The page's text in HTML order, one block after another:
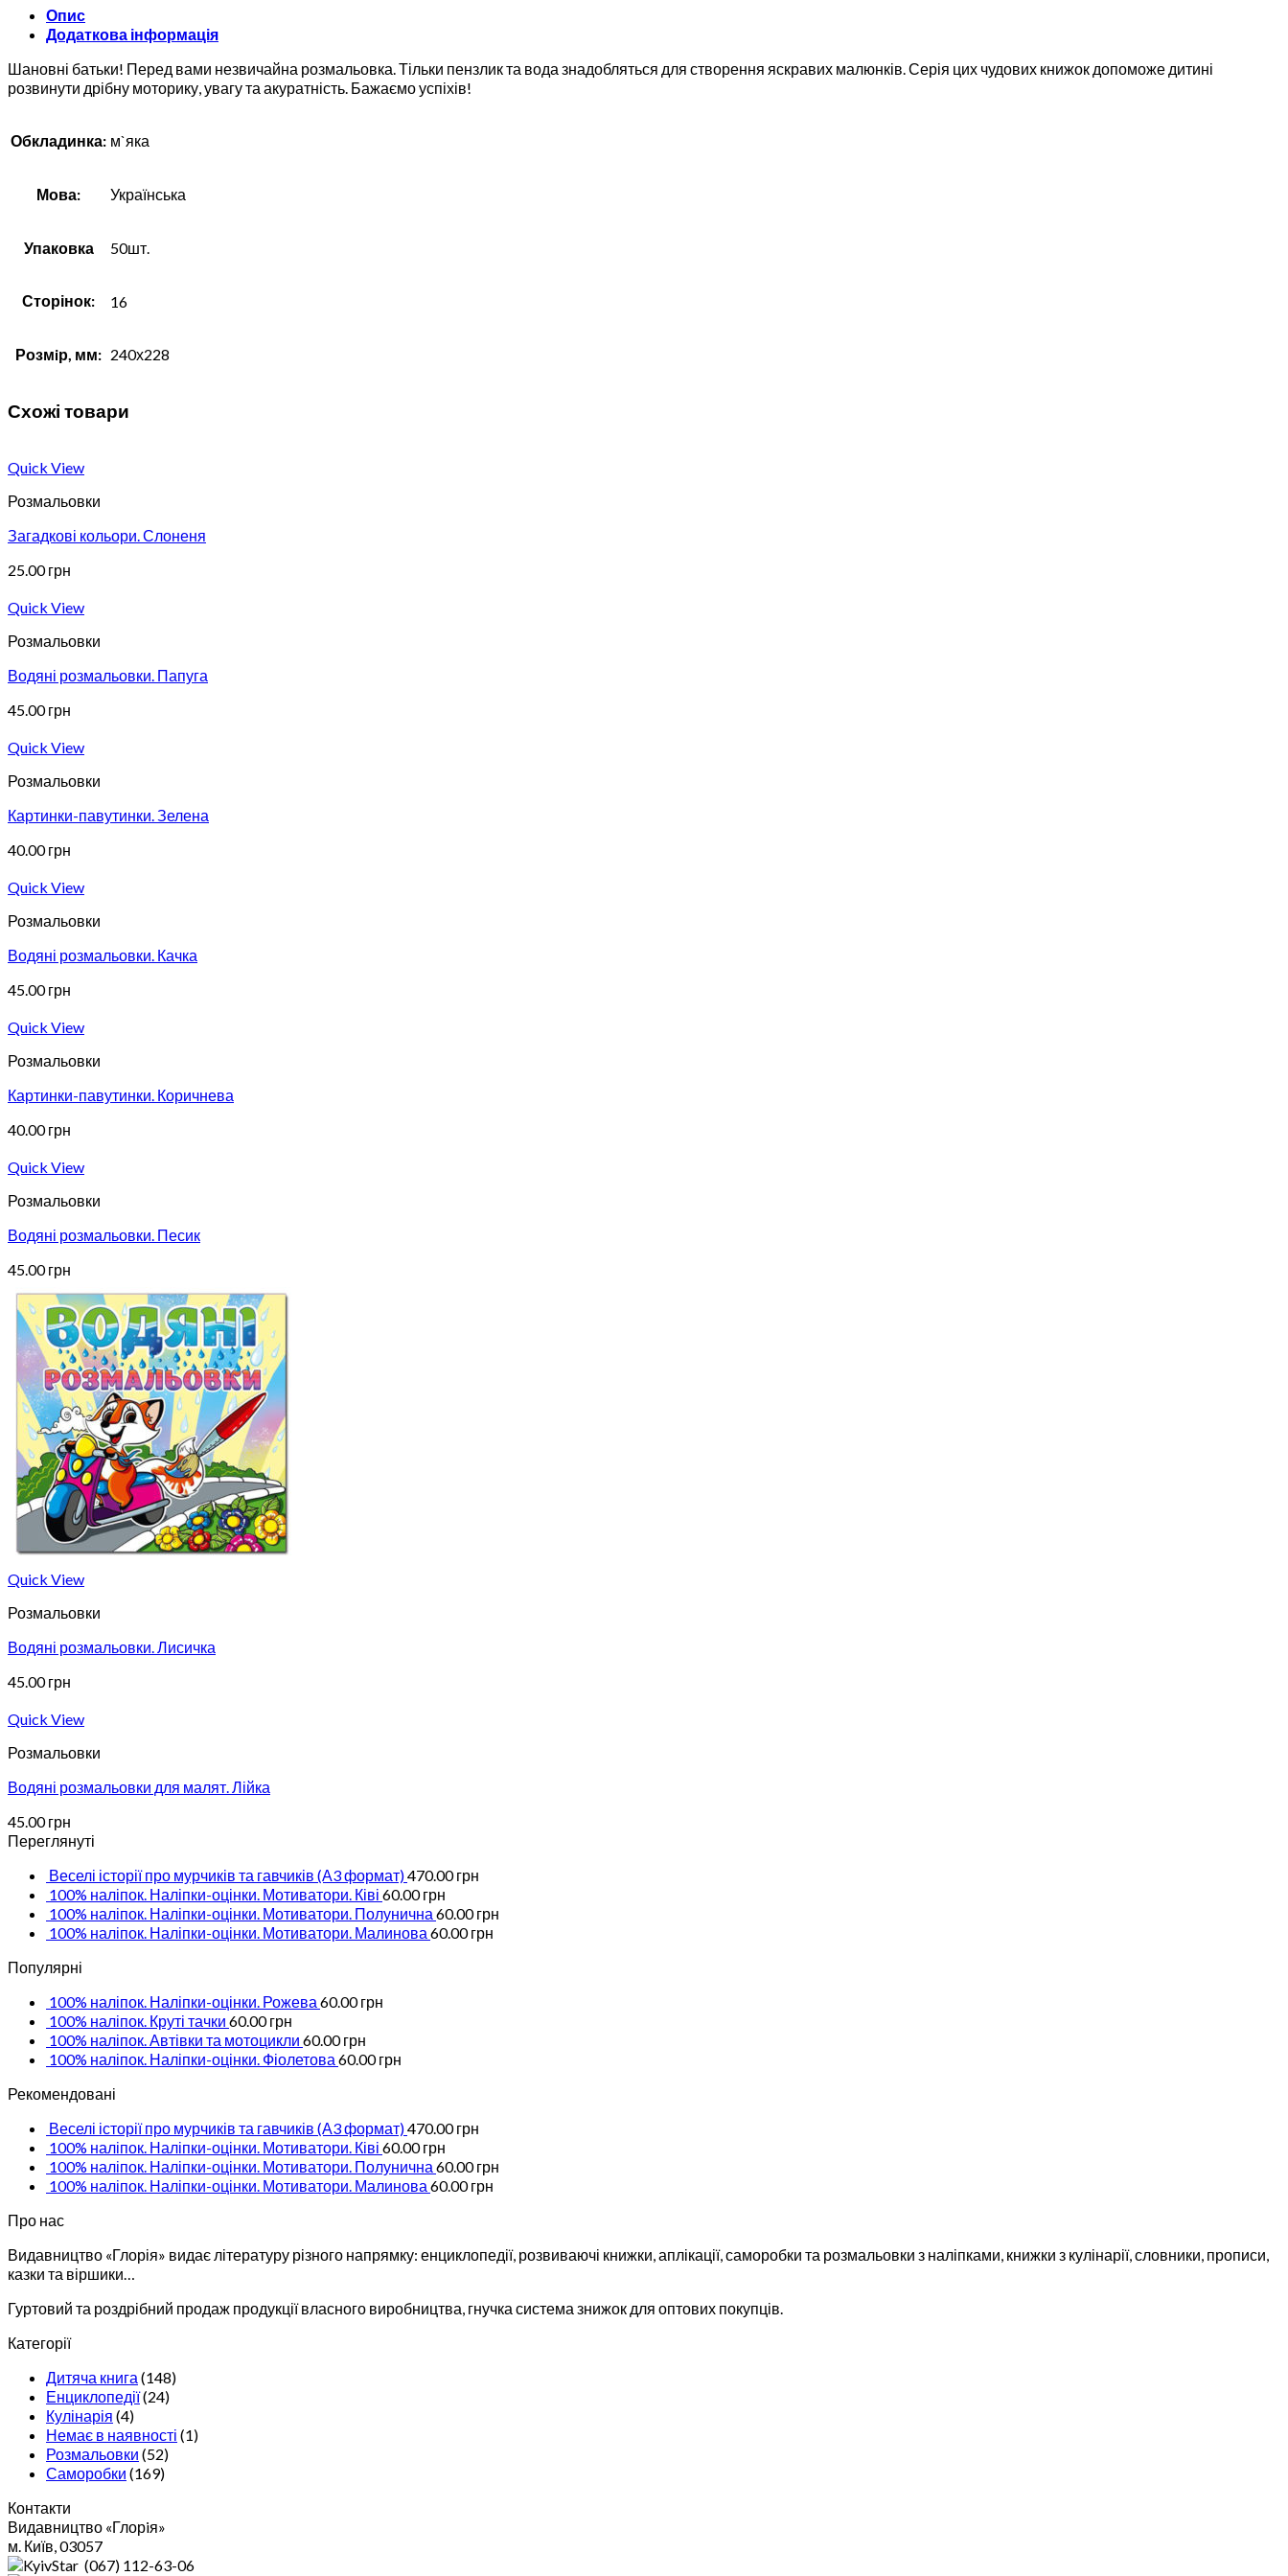
Опис
Додаткова інформація
Шановні батьки! Перед вами незвичайна розмальовка. Тільки пензлик та вода знадобляться для створення яскравих малюнків. Серія цих чудових книжок допоможе дитині
розвинути дрібну моторику, увагу та акуратність. Бажаємо успіхів!
Обкладинка: м`яка
Мова: Українська
Упаковка 50шт.
Сторінок: 16
Розмiр, мм: 240х228
Схожі товари
Quick View
Розмальовки
Загадкові кольори. Слоненя
25.00грн
Quick View
Розмальовки
Водяні розмальовки. Папуга
45.00грн
Quick View
Розмальовки
Картинки-павутинки. Зелена
40.00грн
Quick View
Розмальовки
Водяні розмальовки. Качка
45.00грн
Quick View
Розмальовки
Картинки-павутинки. Коричнева
40.00грн
Quick View
Розмальовки
Водяні розмальовки. Песик
45.00грн
Quick View
Розмальовки
Водяні розмальовки. Лисичка
45.00грн
Quick View
Розмальовки
Водяні розмальовки для малят. Лійка
45.00грн
Переглянуті
Веселі історії про мурчиків та гавчиків (А3 формат)470.00грн
100% наліпок. Наліпки-оцінки. Мотиватори. Ківі 60.00грн
100% наліпок. Наліпки-оцінки. Мотиватори. Полунична 60.00грн
100% наліпок. Наліпки-оцінки. Мотиватори. Малинова 60.00грн
Популярні
100% наліпок. Наліпки-оцінки. Рожева 60.00грн
100% наліпок. Круті тачки 60.00грн
100% наліпок. Автівки та мотоцикли 60.00грн
100% наліпок. Наліпки-оцінки. Фіолетова 60.00грн
Рекомендовані
Веселі історії про мурчиків та гавчиків (А3 формат)470.00грн
100% наліпок. Наліпки-оцінки. Мотиватори. Ківі 60.00грн
100% наліпок. Наліпки-оцінки. Мотиватори. Полунична 60.00грн
100% наліпок. Наліпки-оцінки. Мотиватори. Малинова 60.00грн
Про нас
Видавництво «Глорія» видає літературу різного напрямку: енциклопедії, розвиваючі книжки, аплікації, саморобки та розмальовки з наліпками, книжки з кулінарії, словники, прописи,
казки та віршики…
Гуртовий та роздрібний продаж продукції власного виробництва, гнучка система знижок для оптових покупців.
Категорії
Дитяча книга (148)
Енциклопедії(24)
Кулінарія (4)
Немає в наявності (1)
Розмальовки (52)
Саморобки (169)
Контакти
Видавництво «Глорiя»
м. Київ, 03057
(067) 112-63-06